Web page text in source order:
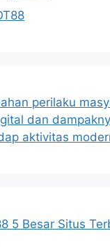
perilaku
dan
aktivitas
5 Besar Situs